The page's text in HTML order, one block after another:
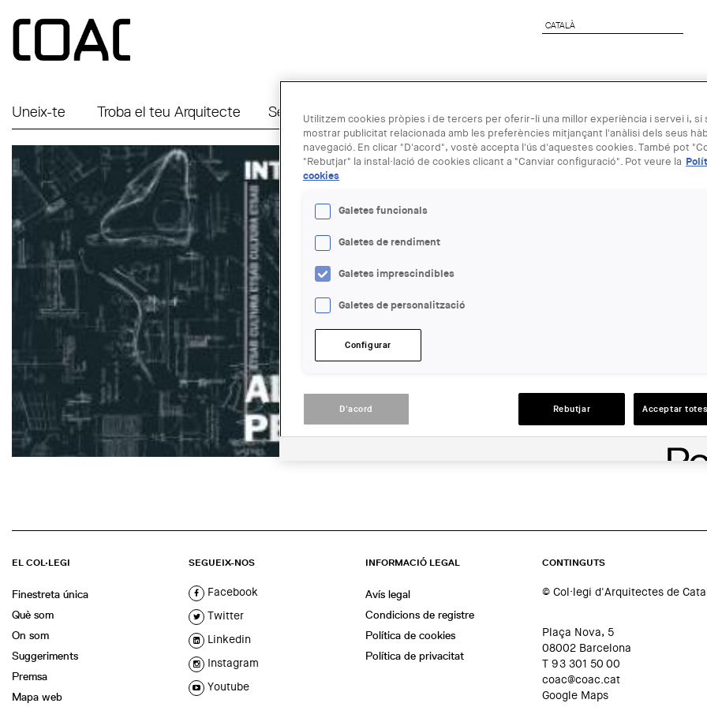
CATALÀ
CATALÀ
Uneix-te Troba el teu Arquitecte Serveis a Empreses Agenda Arquitectura Next Generation
24 GEN
Interiors
EL COL·LEGI
Finestreta única
Què som
On som
Suggeriments
Premsa
Mapa web
SEGUEIX-NOS
Facebook
Twitter
Linkedin
Instagram
Youtube
INFORMACIÓ LEGAL
Avís legal
Condicions de registre
Política de cookies
Política de privacitat
CONTINGUTS
© Col·legi d'Arquitectes de
Plaça Nova, 5
08002 Barcelona
T 93 301 50 00
coac@coac.cat
Google Maps
Utilitzem cookies pròpies i de tercers per oferir-li una millor experiència i servei i, si
mostrar publicitat relacionada amb les preferències mitjançant l'anàlisi dels seus
navegació. En clicar "D'acord", vostè accepta l'ús d'aquestes cookies. També pot
"Rebutjar" la instal·lació de cookies clicant a "Canviar configuració". Pot veure la
cookies
Galetes funcionals
Galetes de rendiment
Galetes imprescindibles
Galetes de personalització
Configurar
D'acord Rebutjar Acceptar